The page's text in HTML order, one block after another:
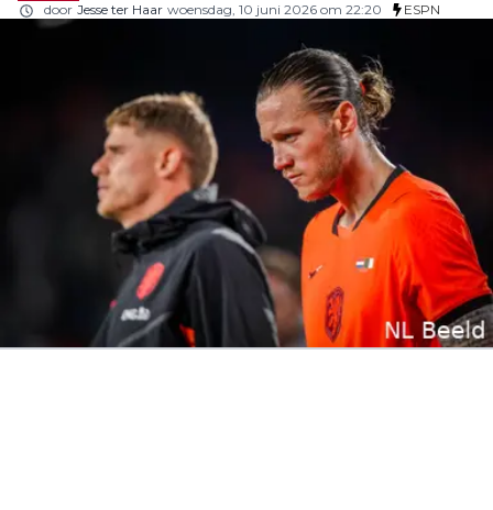
door Jesse ter Haar woensdag, 10 juni 2026 om 22:20 ESPN